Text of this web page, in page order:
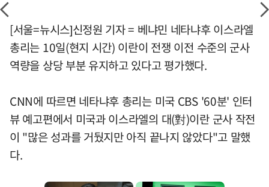
[서울=뉴시스]신정원 기자 = 베냐민 네타냐후 이스라엘
총리는 10일(현지 시간) 이란이 전쟁 이전 수준의 군사
역량을 상당 부분 유지하고 있다고 평가했다.
CNN에 따르면 네타냐후 총리는 미국 CBS '60분' 인터
뷰 예고편에서 미국과 이스라엘의 대(對)이란 군사 작전
이 "많은 성과를 거뒀지만 아직 끝나지 않았다"고 말했
다.